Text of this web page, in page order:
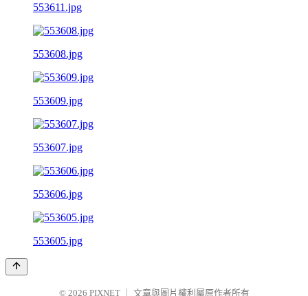
553611.jpg
553608.jpg
553609.jpg
553607.jpg
553606.jpg
553605.jpg
© 2026 PIXNET 文章與圖片權利屬原作者所有